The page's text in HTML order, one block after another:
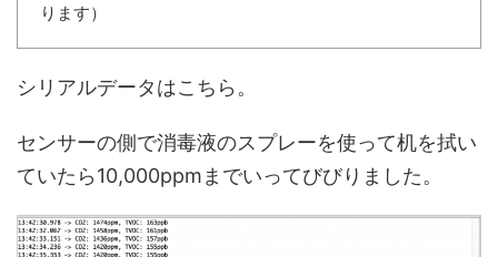
ります）
シリアルデータはこちら。
センサーの側で消毒液のスプレーを使って机を拭い
ていたら10,000ppmまでいってびびりました。